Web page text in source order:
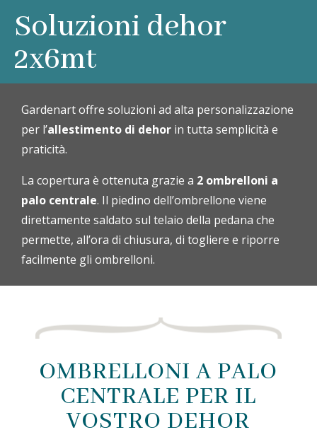
Soluzioni dehor
2x6mt
Gardenart offre soluzioni ad alta personalizzazione
per l’allestimento di dehor in tutta semplicità e
praticità.
La copertura è ottenuta grazie a 2 ombrelloni a
palo centrale. Il piedino dell’ombrellone viene
direttamente saldato sul telaio della pedana che
permette, all’ora di chiusura, di togliere e riporre
facilmente gli ombrelloni.
OMBRELLONI A PALO
CENTRALE PER IL
VOSTRO DEHOR